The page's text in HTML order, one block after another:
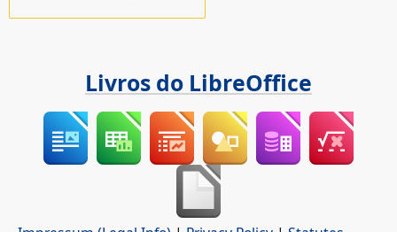
Livros do LibreOffice